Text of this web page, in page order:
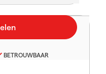
BETROUWBAAR